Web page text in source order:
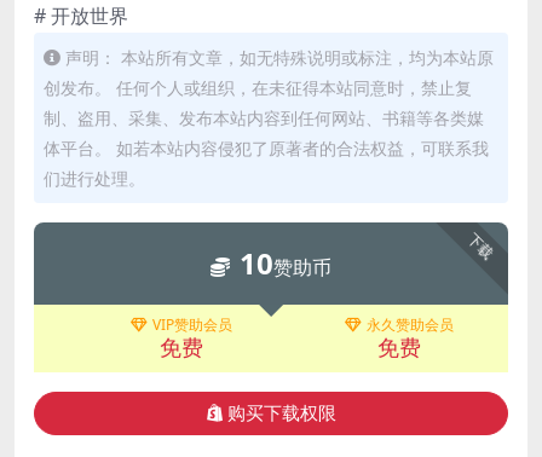
# 开放世界
声明： 本站所有文章，如无特殊说明或标注，均为本站原
创发布。 任何个人或组织，在未征得本站同意时，禁止复
制、盗用、采集、发布本站内容到任何网站、书籍等各类媒
体平台。 如若本站内容侵犯了原著者的合法权益，可联系我
们进行处理。
下载
10赞助币
VIP赞助会员
免费
永久赞助会员
免费
购买下载权限